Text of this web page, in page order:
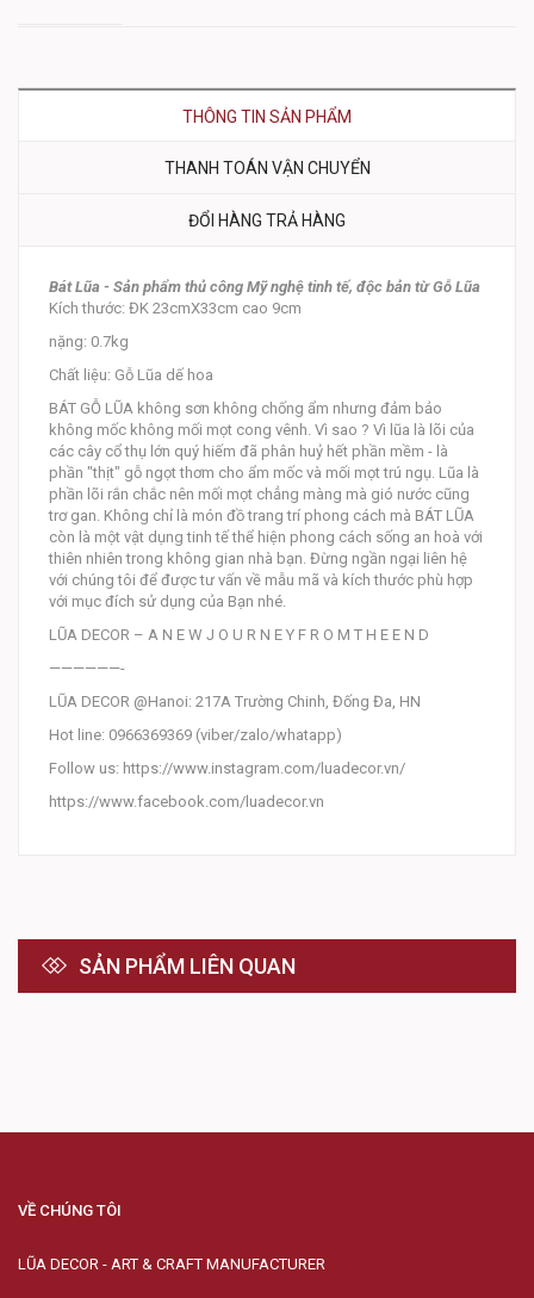
THÔNG TIN SẢN PHẨM
THANH TOÁN VẬN CHUYỂN
ĐỔI HÀNG TRẢ HÀNG
Bát Lũa - Sản phẩm thủ công Mỹ nghệ tinh tế, độc bản từ Gỗ Lũa
Kích thước: ĐK 23cmX33cm cao 9cm
nặng: 0.7kg
Chất liệu: Gỗ Lũa dế hoa
BÁT GỖ LŨA không sơn không chống ẩm nhưng đảm bảo
không mốc không mối mọt cong vênh. Vì sao ? Vì lũa là lõi của
các cây cổ thụ lớn quý hiếm đã phân huỷ hết phần mềm - là
phần "thịt" gỗ ngọt thơm cho ẩm mốc và mối mọt trú ngụ. Lũa là
phần lõi rắn chắc nên mối mọt chẳng màng mà gió nước cũng
trơ gan. Không chỉ là món đồ trang trí phong cách mà BÁT LŨA
còn là một vật dụng tinh tế thể hiện phong cách sống an hoà với
thiên nhiên trong không gian nhà bạn. Đừng ngần ngại liên hệ
với chúng tôi để được tư vấn về mẫu mã và kích thước phù hợp
với mục đích sử dụng của Bạn nhé.
LŨA DECOR – A N E W J O U R N E Y F R O M T H E E N D
——————-
LŨA DECOR @Hanoi: 217A Trường Chinh, Đống Đa, HN
Hot line: 0966369369 (viber/zalo/whatapp)
Follow us: https://www.instagram.com/luadecor.vn/
https://www.facebook.com/luadecor.vn
SẢN PHẨM LIÊN QUAN
VỀ CHÚNG TÔI
LŨA DECOR - ART & CRAFT MANUFACTURER